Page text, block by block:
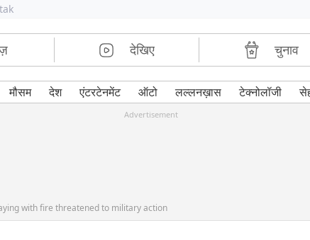
देखिए चुनाव
मौसम देश एंटरटेनमेंट ऑटो लल्लनख़ास टेक्नोलॉजी
Advertisement
with fire threatened to military action